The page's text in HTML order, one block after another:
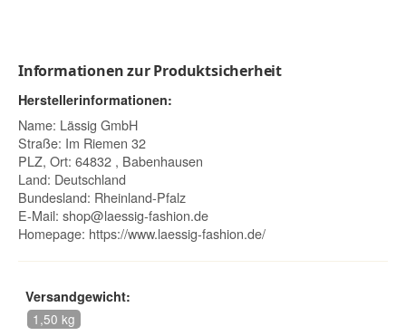
Informationen zur Produktsicherheit
Herstellerinformationen:
Name: Lässig GmbH
Straße: Im Riemen 32
PLZ, Ort: 64832 , Babenhausen
Land: Deutschland
Bundesland: Rheinland-Pfalz
E-Mail: shop@laessig-fashion.de
Homepage: https://www.laessig-fashion.de/
Versandgewicht:
1,50 kg